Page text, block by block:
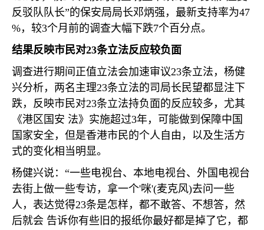
反驳队队长”的保安局局长邓炳强，最新支持率为47
%，较3个月前的调查大幅下跌7个百分点。
结果反映市民对23条立法反应较负面
调查进行期间正值立法会加速审议23条立法，杨健
兴分析，两名主理23条立法的司局长民望都显注下
跌，反映市民对23条立法持负面的反应较多，尤其
《港区国安 法》实施超过3年，可能做到保障中国
国家安全，但是香港市民的个人自由，以及生活方
式的变化相当明显。
杨健兴说：“一些电视台、本地电视台、外国电视台
去街上做一些专访，拿一个'咪'(麦克风)去问一些
人，表达觉得23条是怎样，都不敢答、不想答，然
后就会 告诉你有些旧的报纸你最好都是掉了它，都